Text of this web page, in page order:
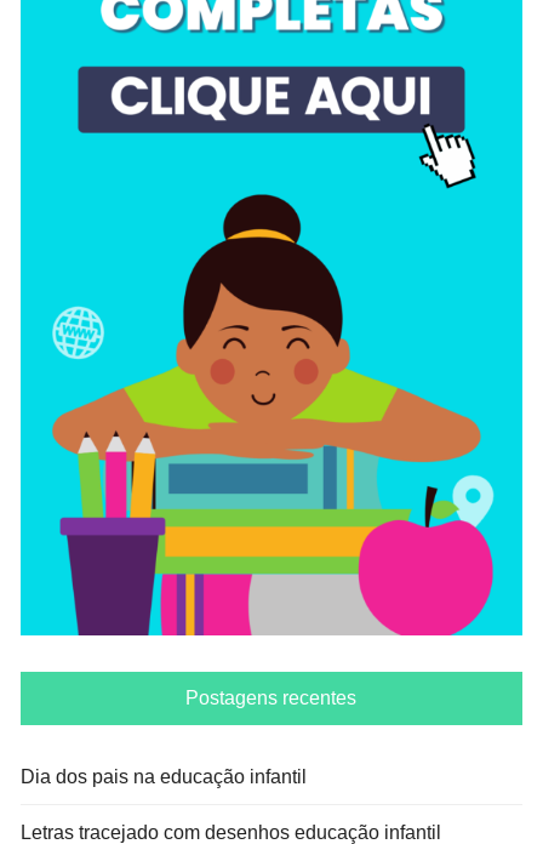
Postagens recentes
Dia dos pais na educação infantil
Letras tracejado com desenhos educação infantil